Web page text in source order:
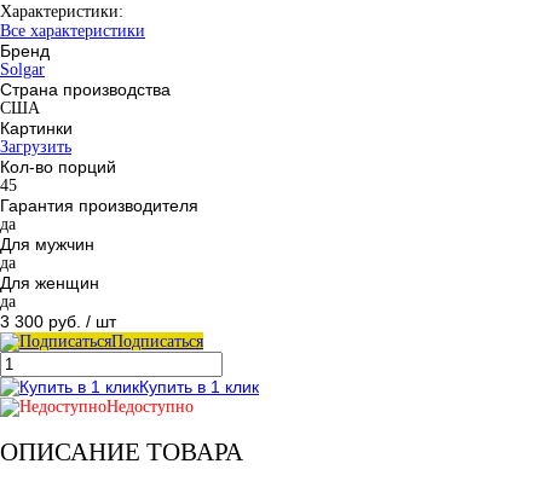
Характеристики:
Все характеристики
Бренд
Solgar
Страна производства
США
Картинки
Загрузить
Кол-во порций
45
Гарантия производителя
да
Для мужчин
да
Для женщин
да
3 300 руб. / шт
Подписаться
Купить в 1 клик
Недоступно
ОПИСАНИЕ ТОВАРА